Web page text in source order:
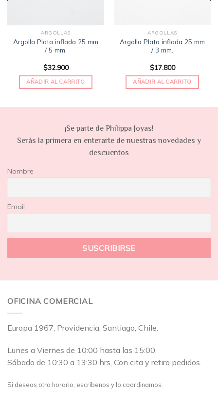
ARGOLLAS
Argolla Plata inflada 25 mm
/ 5 mm.
$32.900
AÑADIR AL CARRITO
ARGOLLAS
Argolla Plata inflada 25 mm
/ 3 mm.
$17.800
AÑADIR AL CARRITO
¡Se parte de Philippa Joyas!
Serás la primera en enterarte de nuestras novedades y
descuentos
Nombre
Email
OFICINA COMERCIAL
Europa 1967, Providencia, Santiago, Chile.
Lunes a Viernes de 10:00 hasta las 15:00.
Sábado de 10:30 a 13:30 hrs, Con cita y retiro pedidos.
Si deseas otro horario, escríbenos y lo coordinamos.